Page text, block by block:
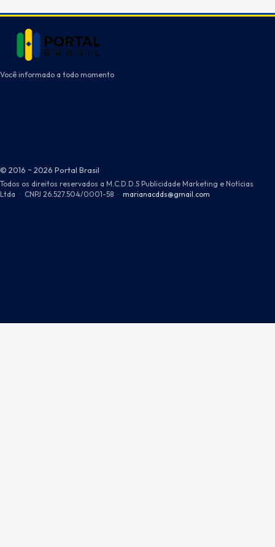
Você informado a todo momento
© 2016 ~ 2026 Portal Brasil
Todos os direitos reservados a M.C.D.D.S Publicidade Marketing e Notícias
Ltda · CNPJ 26.527.504/0001-58 · marianacdds@gmail.com